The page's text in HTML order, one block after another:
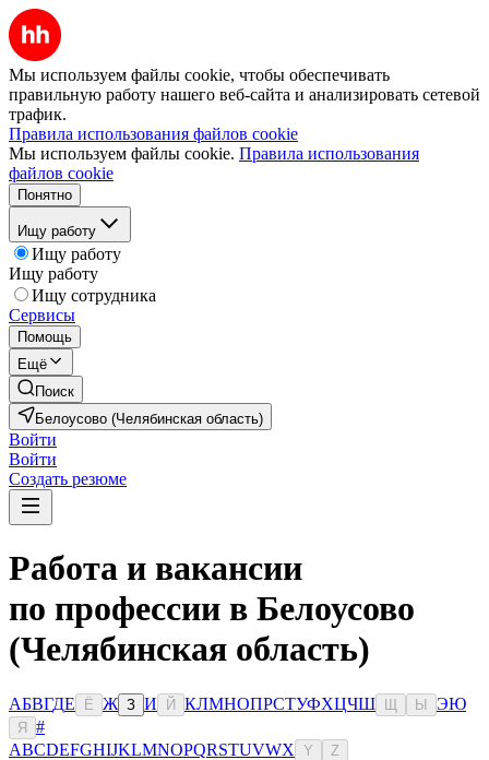
Мы используем файлы cookie, чтобы обеспечивать
правильную работу нашего веб-сайта и анализировать сетевой
трафик.
Правила использования файлов cookie
Мы используем файлы cookie. Правила использования
файлов cookie
Понятно
Ищу работу
Ищу работу
Ищу работу
Ищу сотрудника
Сервисы
Помощь
Ещё
Поиск
Белоусово (Челябинская область)
Войти
Войти
Создать резюме
Работа и вакансии
по профессии в Белоусово
(Челябинская область)
АБВГДЕ Ё Ж З И Й КЛМНОПРСТУФХЦЧШ Ы ЭЮ
Я
#
ABCDEFGHIJKLMNOPQRSTUVWX Y Z